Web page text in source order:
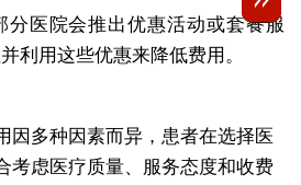
分医院会推出优惠活动或套餐服
利用这些优惠来降低费用。
因多种因素而异，患者在选择医
考虑医疗质量、服务态度和收费